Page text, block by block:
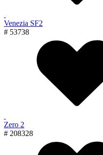
Venezia SF2
# 53738
Zero 2
# 208328